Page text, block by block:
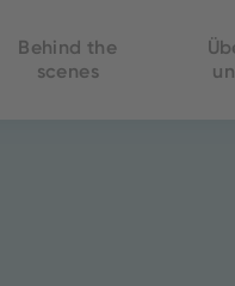
Behind the
scenes